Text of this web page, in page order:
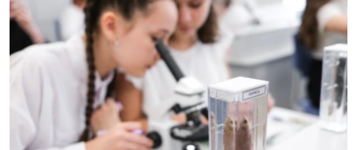
РАСПИСАНИЕ ВЕЩАНИЯ
ПОДПИШИТЕСЬ НА РАССЫЛКУ
СОЦИАЛЬНЫЕ СЕТИ